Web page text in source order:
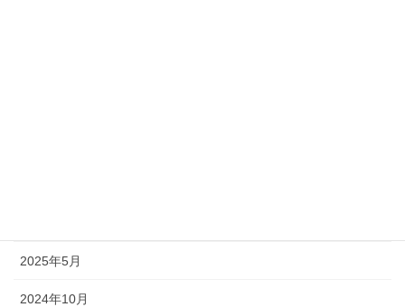
2025年5月
2024年10月